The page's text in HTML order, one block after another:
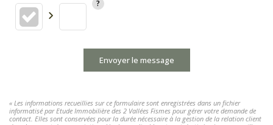
Envoyer le message
« Les informations recueillies sur ce formulaire sont enregistrées dans un fichier
informatisé par Etude Immobilière des 2 Vallées Fismes pour gérer votre demande de
contact. Elles sont conservées pour la durée nécessaire à la gestion de la relation client